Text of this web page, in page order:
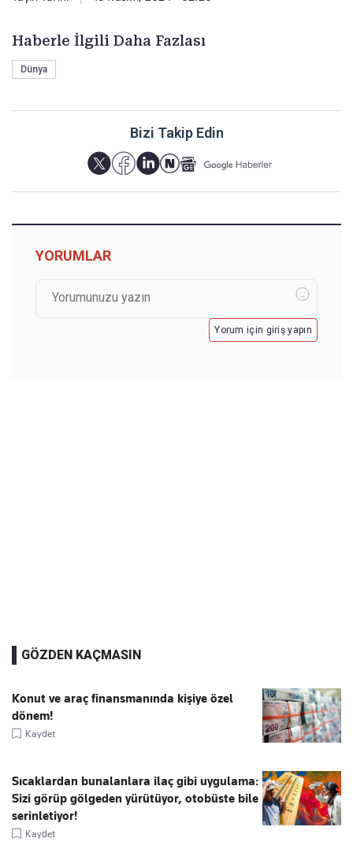
Haberle İlgili Daha Fazlası
Dünya
Bizi Takip Edin
YORUMLAR
Yorum için giriş yapın
GÖZDEN KAÇMASIN
Konut ve araç finansmanında kişiye özel
dönem!
Kaydet
Sıcaklardan bunalanlara ilaç gibi uygulama:
Sizi görüp gölgeden yürütüyor, otobüste bile
serinletiyor!
Kaydet